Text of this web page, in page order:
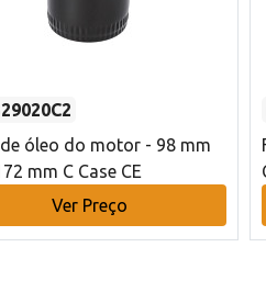
óleo do motor - 98 mm
mm C Case CE
Ver Preço